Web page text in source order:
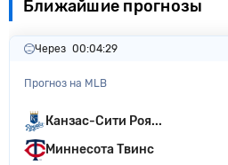
Ближайшие прогнозы
Через 00:04:28
Прогноз на MLB
Канзас-Сити Poя...
Миннесота Твинс